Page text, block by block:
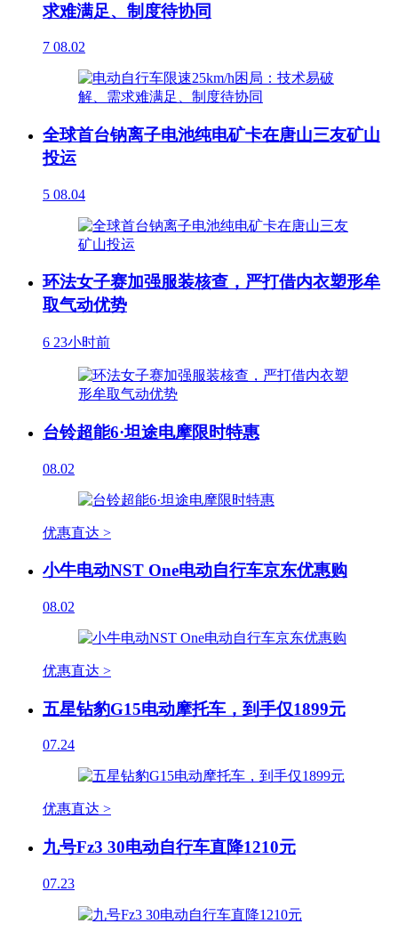
求难满足、制度待协同
7 08.02
全球首台钠离子电池纯电矿卡在唐山三友矿山
投运
5 08.04
环法女子赛加强服装核查，严打借内衣塑形牟
取气动优势
6 23小时前
台铃超能6·坦途电摩限时特惠
08.02
优惠直达 >
小牛电动NST One电动自行车京东优惠购
08.02
优惠直达 >
五星钻豹G15电动摩托车，到手仅1899元
07.24
优惠直达 >
九号Fz3 30电动自行车直降1210元
07.23